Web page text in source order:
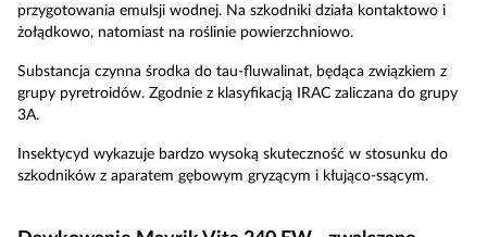
przygotowania emulsji wodnej. Na szkodniki działa kontaktowo i
żołądkowo, natomiast na roślinie powierzchniowo.
Substancja czynna środka do tau-fluwalinat, będąca związkiem z
grupy pyretroidów. Zgodnie z klasyfikacją IRAC zaliczana do grupy
3A.
Insektycyd wykazuje bardzo wysoką skuteczność w stosunku do
szkodników z aparatem gębowym gryzącym i kłująco-ssącym.